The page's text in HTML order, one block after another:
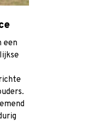
een